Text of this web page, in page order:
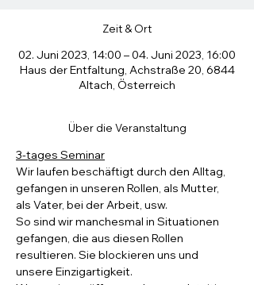
Zeit & Ort
02. Juni 2023, 14:00 – 04. Juni 2023, 16:00
Haus der Entfaltung, Achstraße 20, 6844
Altach, Österreich
Über die Veranstaltung
3-tages Seminar
Wir laufen beschäftigt durch den Alltag,
gefangen in unseren Rollen, als Mutter,
als Vater, bei der Arbeit, usw.
So sind wir manchesmal in Situationen
gefangen, die aus diesen Rollen
resultieren. Sie blockieren uns und
unsere Einzigartigkeit.